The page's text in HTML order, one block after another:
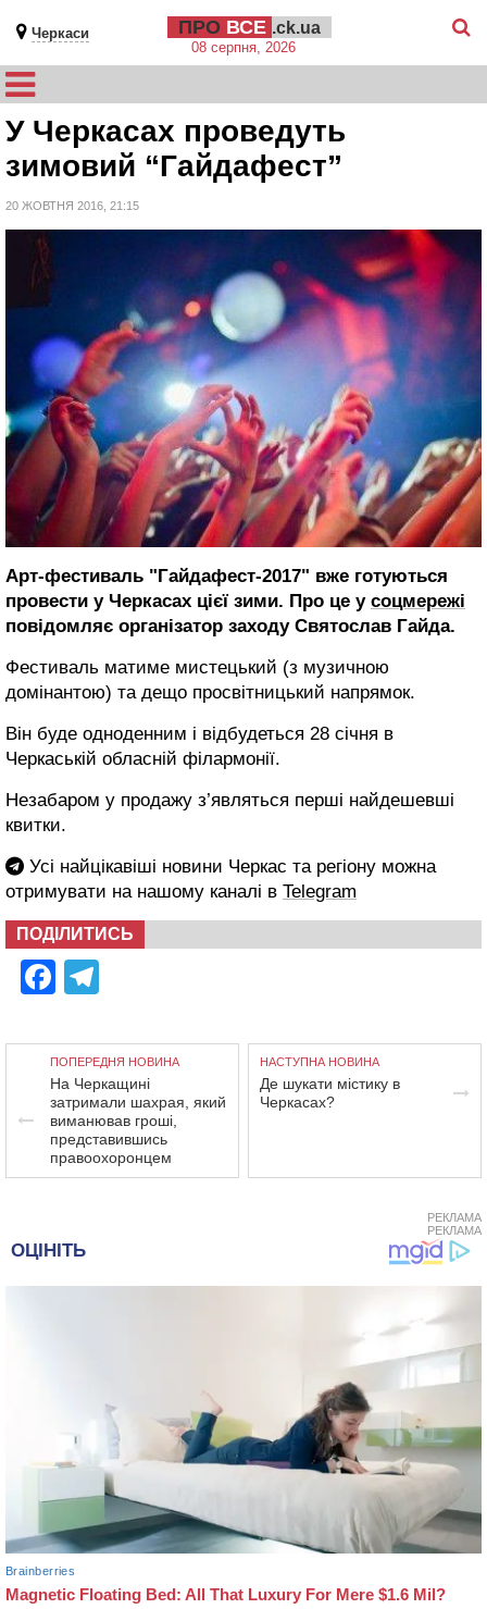
Черкаси ПРО ВСЕ .ck.ua
08 серпня, 2026
У Черкасах проведуть
зимовий “Гайдафест”
20 ЖОВТНЯ 2016, 21:15
Арт-фестиваль "Гайдафест-2017" вже готуються
провести у Черкасах цієї зими. Про це у соцмережі
повідомляє організатор заходу Святослав Гайда.
Фестиваль матиме мистецький (з музичною
домінантою) та дещо просвітницький напрямок.
Він буде одноденним і відбудеться 28 січня в
Черкаській обласній філармонії.
Незабаром у продажу з’являться перші найдешевші
квитки.
Усі найцікавіші новини Черкас та регіону можна
отримувати на нашому каналі в Telegram
ПОДІЛИТИСЬ
Facebook
ПОПЕРЕДНЯ НОВИНА
На Черкащині
затримали шахрая, який
виманював гроші,
представившись
правоохоронцем
НАСТУПНА НОВИНА
Де шукати містику в
Черкасах?
РЕКЛАМА
РЕКЛАМА